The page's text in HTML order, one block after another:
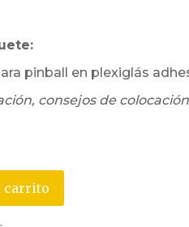
pinball en plexiglás
consejos de
carrito